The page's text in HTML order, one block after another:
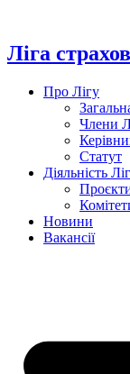
вмісту
Ліга
Про Лігу
Члени
Статут
Діяльність
Новини
Вакансії